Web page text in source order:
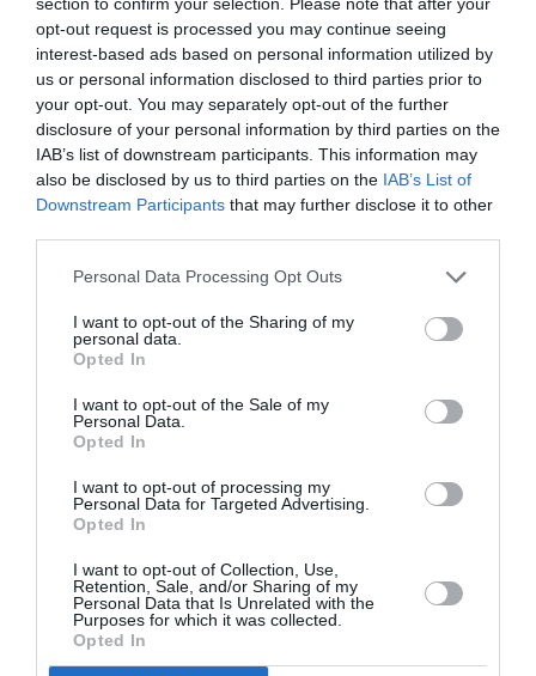
opt-out request is processed you may continue seeing
interest-based ads based on personal information utilized by
us or personal information disclosed to third parties prior to
your opt-out. You may separately opt-out of the further
disclosure of your personal information by third parties on the
IAB’s list of downstream participants. This information may
also be disclosed by us to third parties on the IAB’s List of
Downstream Participants that may further disclose it to other
Personal Data Processing Opt Outs
I want to opt-out of the Sharing of my
personal data.
Opted In
I want to opt-out of the Sale of my
Personal Data.
Opted In
I want to opt-out of processing my
Personal Data for Targeted Advertising.
Opted In
I want to opt-out of Collection, Use,
Retention, Sale, and/or Sharing of my
Personal Data that Is Unrelated with the
Purposes for which it was collected.
Opted In
ρεκόρ εισιτηρίων στην Ιρλανδία ή κατακτώντας τα
Reading και Leeds Festivals με επικές εμφανίσεις στη
κεντρική τους σκηνή, το μήνυμα και η φιλοσοφία των
Kneecap — ενότητα, κοινότητα και χάος — έρχεται με
έναν εντελώς επαναστατικό ήχο. Αυτός, μαζί με τις
καταιγιστικές ζωντανές τους εμφανίσεις, τούς έχουν
χαρίσει ένα παγκόσμιο κίνημα θαυμαστών ενωμένων
μέσα στη χαρά και τον ιδρώτα της απόλαυσης του
μοναδικού Fine Art των Kneecap.
Ημερομηνία:
13/07/2025
Terra Vibe Park - Terra Stage, Μαλακάσα
Terravibe Park
Eισιτήρια:
Early Bird: 49,5 € | V.I.P.: 99 €